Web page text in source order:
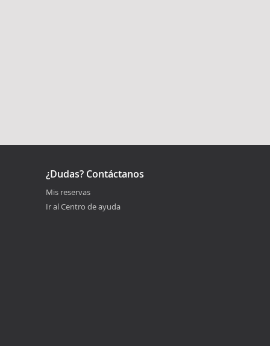
¿Dudas? Contáctanos
Mis reservas
Ir al Centro de ayuda